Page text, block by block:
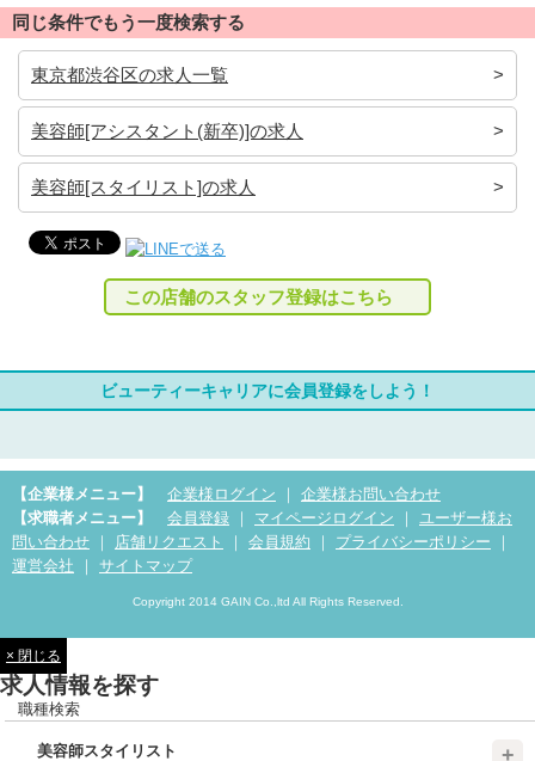
同じ条件でもう一度検索する
東京都渋谷区の求人一覧
美容師[アシスタント(新卒)]の求人
美容師[スタイリスト]の求人
この店舗のスタッフ登録はこちら
ビューティーキャリアに会員登録をしよう！
【企業様メニュー】 企業様ログイン ｜ 企業様お問い合わせ
【求職者メニュー】
会員登録 ｜ マイページログイン ｜
ユーザー様お
問い合わせ ｜ 店舗リクエスト ｜ 会員規約 ｜ プライバシーポリシー ｜
運営会社 ｜ サイトマップ
Copyright 2014 GAIN Co.,ltd All Rights Reserved.
× 閉じる
求人情報を探す
職種検索
美容師スタイリスト